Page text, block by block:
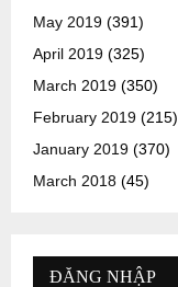
May 2019 (391)
April 2019 (325)
March 2019 (350)
February 2019 (215)
January 2019 (370)
March 2018 (45)
ĐĂNG NHẬP